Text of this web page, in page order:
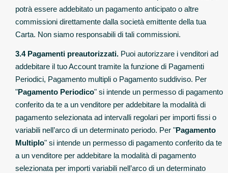
potrà essere addebitato un pagamento anticipato o altre
commissioni direttamente dalla società emittente della tua
Carta. Non siamo responsabili di tali commissioni.
3.4 Pagamenti preautorizzati. Puoi autorizzare i venditori ad
addebitare il tuo Account tramite la funzione di Pagamenti
Periodici, Pagamento multipli o Pagamento suddiviso. Per
"Pagamento Periodico" si intende un permesso di pagamento
conferito da te a un venditore per addebitare la modalità di
pagamento selezionata ad intervalli regolari per importi fissi o
variabili nell’arco di un determinato periodo. Per "Pagamento
Multiplo" si intende un permesso di pagamento conferito da te
a un venditore per addebitare la modalità di pagamento
selezionata per importi variabili nell’arco di un determinato